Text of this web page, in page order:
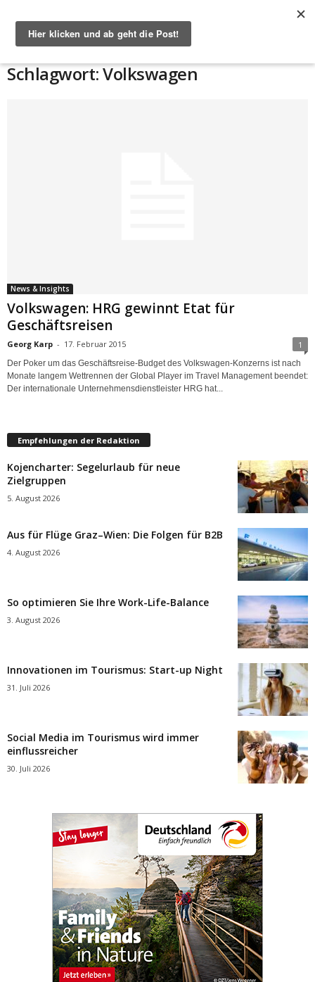
Schlagwort: Volkswagen
News & Insights
Volkswagen: HRG gewinnt Etat für
Geschäftsreisen
Georg Karp - 17. Februar 2015 1
Der Poker um das Geschäftsreise-Budget des Volkswagen-Konzerns ist nach
Monate langem Wettrennen der Global Player im Travel Management beendet:
Der internationale Unternehmensdienstleister HRG hat...
Empfehlungen der Redaktion
Kojencharter: Segelurlaub für neue
Zielgruppen
5. August 2026
Aus für Flüge Graz–Wien: Die Folgen für B2B
4. August 2026
So optimieren Sie Ihre Work-Life-Balance
3. August 2026
Innovationen im Tourismus: Start-up Night
31. Juli 2026
Social Media im Tourismus wird immer
einflussreicher
30. Juli 2026